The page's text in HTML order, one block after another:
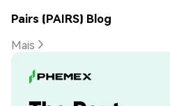
Pairs (PAIRS) Blog
Mais